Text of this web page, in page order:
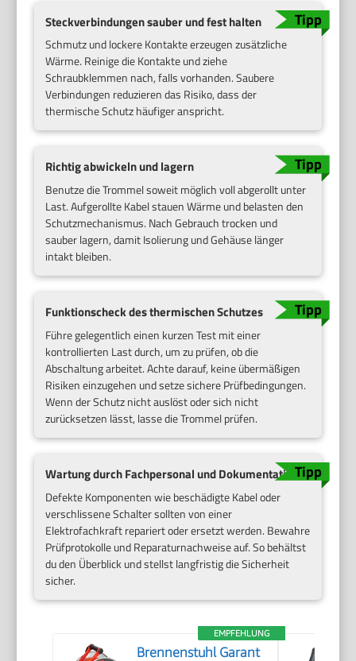
Steckverbindungen sauber und fest halten
Schmutz und lockere Kontakte erzeugen zusätzliche
Wärme. Reinige die Kontakte und ziehe
Schraubklemmen nach, falls vorhanden. Saubere
Verbindungen reduzieren das Risiko, dass der
thermische Schutz häufiger anspricht.
Richtig abwickeln und lagern
Benutze die Trommel soweit möglich voll abgerollt unter
Last. Aufgerollte Kabel stauen Wärme und belasten den
Schutzmechanismus. Nach Gebrauch trocken und
sauber lagern, damit Isolierung und Gehäuse länger
intakt bleiben.
Funktionscheck des thermischen Schutzes
Führe gelegentlich einen kurzen Test mit einer
kontrollierten Last durch, um zu prüfen, ob die
Abschaltung arbeitet. Achte darauf, keine übermäßigen
Risiken einzugehen und setze sichere Prüfbedingungen.
Wenn der Schutz nicht auslöst oder sich nicht
zurücksetzen lässt, lasse die Trommel prüfen.
Wartung durch Fachpersonal und Dokumentation
Defekte Komponenten wie beschädigte Kabel oder
verschlissene Schalter sollten von einer
Elektrofachkraft repariert oder ersetzt werden. Bewahre
Prüfprotokolle und Reparaturnachweise auf. So behältst
du den Überblick und stellst langfristig die Sicherheit
sicher.
EMPFEHLUNG
Brennenstuhl Garant